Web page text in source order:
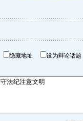
隐藏地址 设为辩论话题